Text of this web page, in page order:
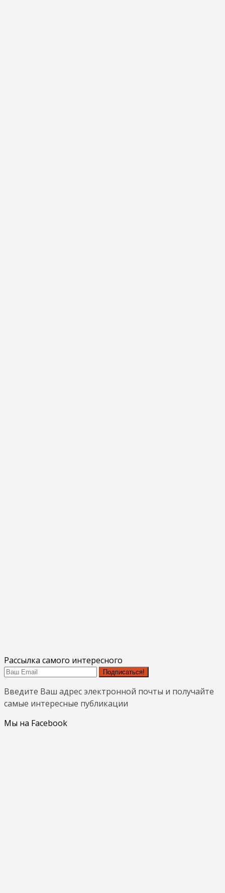
Рассылка самого интересного
Подписаться!
Введите Ваш адрес электронной почты и получайте
самые интересные публикации
Мы на Facebook